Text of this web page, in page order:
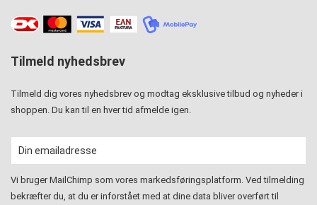
Tilmeld nyhedsbrev
Tilmeld dig vores nyhedsbrev og modtag eksklusive tilbud og nyheder i
shoppen. Du kan til en hver tid afmelde igen.
Vi bruger MailChimp som vores markedsføringsplatform. Ved tilmelding
bekræfter du, at du er inforstået med at dine data bliver overført til